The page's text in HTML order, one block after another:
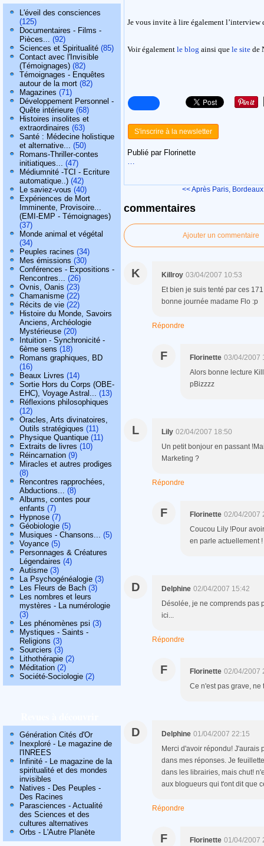
L'éveil des consciences
(125)
Documentaires - Films -
Pièces... (92)
Sciences et Spiritualité (85)
Contact avec l'Invisible
(Témoignages) (82)
Témoignages - Enquêtes
autour de la mort (82)
Magazines (71)
Développement Personnel -
Quête intérieure (68)
Histoires insolites et
extraordinaires (63)
Santé : Médecine holistique
et alternative... (50)
Romans-Thriller-contes
initiatiques... (47)
Médiumnité -TCI - Ecriture
automatique..) (42)
Le saviez-vous (40)
Expériences de Mort
Imminente, Provisoire...
(EMI-EMP - Témoignages)
(37)
Monde animal et végétal
(34)
Peuples racines (34)
Mes émissions (30)
Conférences - Expositions -
Rencontres... (26)
Ovnis, Oanis (23)
Chamanisme (22)
Récits de vie (22)
Histoire du Monde, Savoirs
Anciens, Archéologie
Mystérieuse (20)
Intuition - Synchronicité -
6ème sens (18)
Romans graphiques, BD
(16)
Beaux Livres (14)
Sortie Hors du Corps (OBE-
EHC), Voyage Astral... (13)
Réflexions philosophiques
(12)
Oracles, Arts divinatoires,
Outils stratégiques (11)
Physique Quantique (11)
Extraits de livres (10)
Réincarnation (9)
Miracles et autres prodiges
(8)
Rencontres rapprochées,
Abductions... (8)
Albums, contes pour
enfants (7)
Hypnose (7)
Géobiologie (5)
Musiques - Chansons... (5)
Voyance (5)
Personnages & Créatures
Légendaires (4)
Autisme (3)
La Psychogénéalogie (3)
Les Fleurs de Bach (3)
Les nombres et leurs
mystères - La numérologie
(3)
Les phénomènes psi (3)
Mystiques - Saints -
Religions (3)
Sourciers (3)
Lithothérapie (2)
Méditation (2)
Société-Sociologie (2)
Génération Cités d'Or
Inexploré - Le magazine de
l'INREES
Infinité - Le magazine de la
spiritualité et des mondes
invisibles
Natives - Des Peuples -
Des Racines
Parasciences - Actualité
des Sciences et des
cultures alternatives
Orbs - L'Autre Planète
Je vous invite à lire également l’interview
Voir également le blog ainsi que le site de
S'inscrire à la newsletter
Publié par Florinette
…
<< Après Paris, Bordeaux
commentaires
Ajouter un commentaire
K Killroy 03/04/2007 10:53
Et bien je suis tenté par ces
bonne journée madame Flo :p
Répondre
F Florinette 03/04/2007
Alors bonne lecture
pBizzzz
L Lily 02/04/2007 18:50
Un petit bonjour en passant
Marketing ?
Répondre
F Florinette 02/04/2007
Coucou Lily !Pour
en parle actuellement !
D Delphine 02/04/2007 15:42
Désolée, je ne comprends pas
ici...
Répondre
F Florinette 02/04/2007
Ce n'est pas grave, ne
D Delphine 01/04/2007 22:15
Merci d'avoir répondu! J'aurais
dans mes réponses. Je
dans les librairies, mais chut!
aux blogueurs qui t'ont dit que
Répondre
F Florinette 01/04/2007